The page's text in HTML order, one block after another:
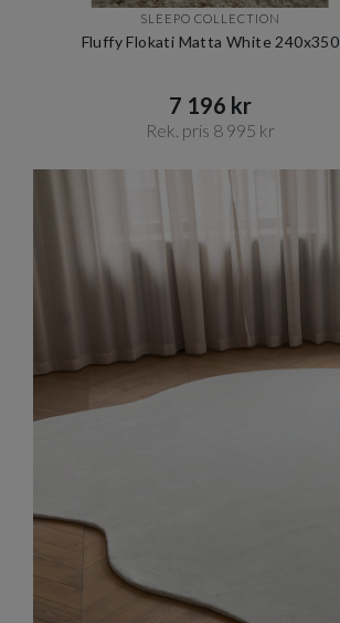
SLEEPO COLLECTION
Fluffy Flokati Matta White 240x350
7 196 kr​​
Rek. pris 8 995 kr​​